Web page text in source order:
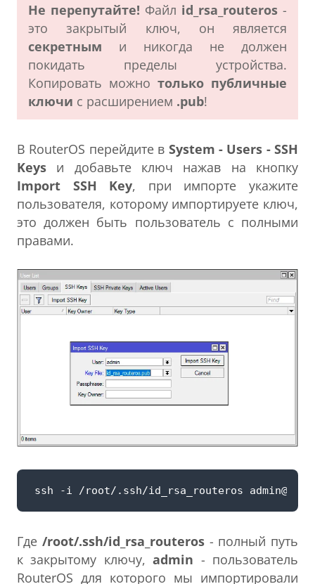
Не перепутайте! Файл id_rsa_routeros -
это закрытый ключ, он является
секретным и никогда не должен
покидать пределы устройства.
Копировать можно только публичные
ключи с расширением .pub!
В RouterOS перейдите в System - Users - SSH
Keys и добавьте ключ нажав на кнопку
Import SSH Key, при импорте укажите
пользователя, которому импортируете ключ,
это должен быть пользователь с полными
правами.
Где /root/.ssh/id_rsa_routeros- полный путь
к закрытому ключу,admin - пользователь
RouterOS для которого мы импортировали